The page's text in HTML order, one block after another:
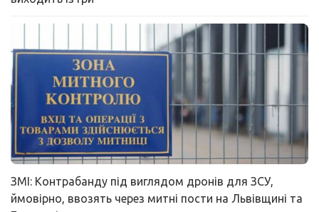
ЗМІ: Контрабанду під виглядом дронів для ЗСУ,
ймовірно, ввозять через митні пости на Львівщині та